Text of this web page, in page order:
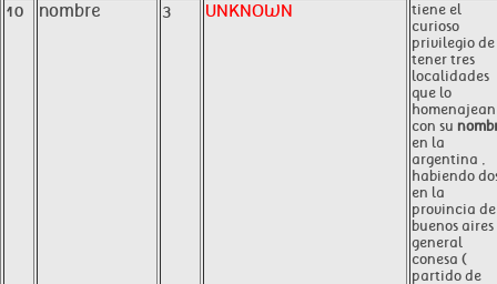
10 nombre 3 UNKNOWN
tiene el
curioso
privilegio de
tener tres
localidades
que lo
homenajean
con su
en la
argentina ,
habiendo
en la
provincia de
buenos aires
general
conesa (
partido de